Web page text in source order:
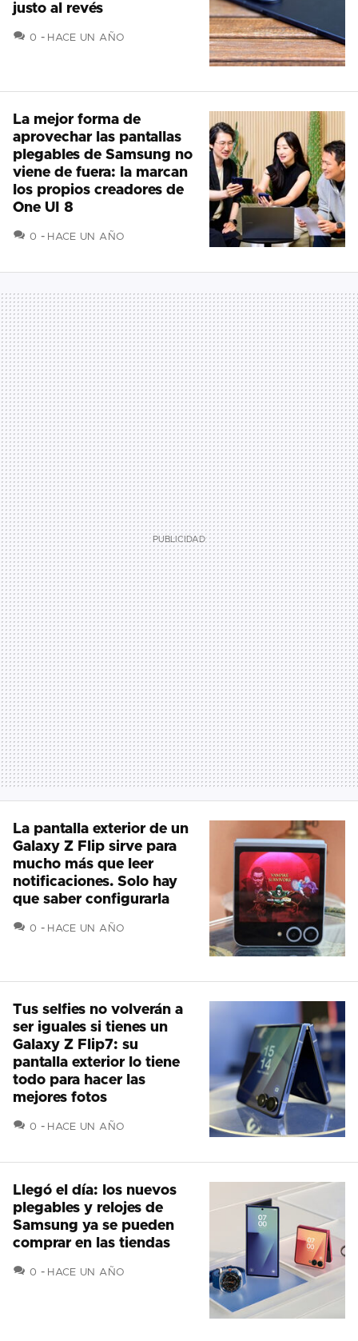
justo al revés
0 COMENTARIOS
HACE UN AÑO
La mejor forma de
aprovechar las pantallas
plegables de Samsung no
viene de fuera: la marcan
los propios creadores de
One UI 8
0 COMENTARIOS
HACE UN AÑO
La pantalla exterior de un
Galaxy Z Flip sirve para
mucho más que leer
notificaciones. Solo hay
que saber configurarla
0 COMENTARIOS
HACE UN AÑO
Tus selfies no volverán a
ser iguales si tienes un
Galaxy Z Flip7: su
pantalla exterior lo tiene
todo para hacer las
mejores fotos
0 COMENTARIOS
HACE UN AÑO
Llegó el día: los nuevos
plegables y relojes de
Samsung ya se pueden
comprar en las tiendas
0 COMENTARIOS
HACE UN AÑO